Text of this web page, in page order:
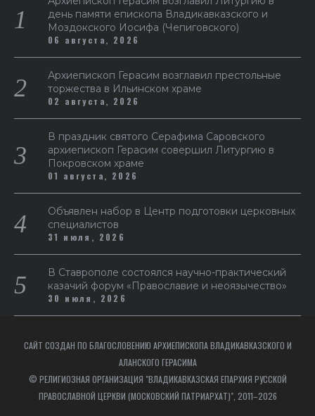
день памяти епископа Владикавказского и
Моздокского Иосифа (Чепиговского)
06 августа, 2026
Архиепископ Герасим возглавил престольные
торжества в Ильинском храме
02 августа, 2026
В праздник святого Серафима Саровского
архиепископ Герасим совершил Литургию в
Покровском храме
01 августа, 2026
Объявлен набор в Центр подготовки церковных
специалистов
31 июля, 2026
В Ставрополе состоялся научно-практический
казачий форум «Православие и неоязычество»
30 июля, 2026
САЙТ СОЗДАН ПО БЛАГОСЛОВЕНИЮ АРХИЕПИСКОПА ВЛАДИКАВКАЗСКОГО И
АЛАНСКОГО ГЕРАСИМА
© РЕЛИГИОЗНАЯ ОРГАНИЗАЦИЯ "ВЛАДИКАВКАЗСКАЯ ЕПАРХИЯ РУССКОЙ
ПРАВОСЛАВНОЙ ЦЕРКВИ (МОСКОВСКИЙ ПАТРИАРХАТ)", 2011–2026